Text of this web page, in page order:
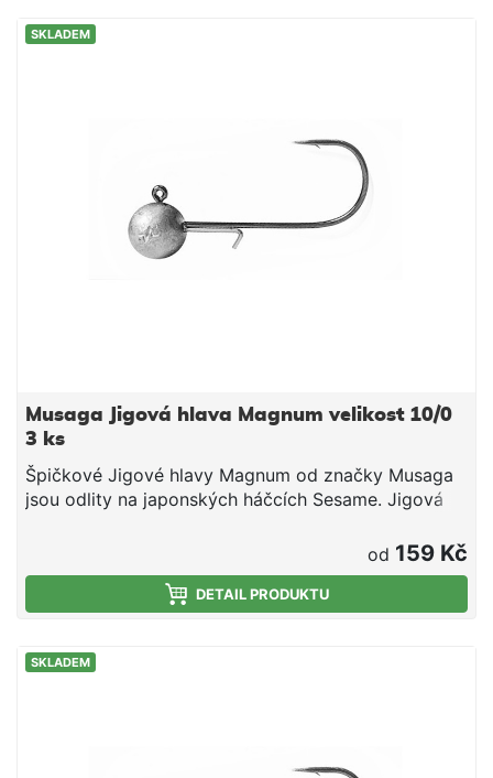
SKLADEM
Musaga Jigová hlava Magnum velikost 10/0
3 ks
Špičkové Jigové hlavy Magnum od značky Musaga
jsou odlity na japonských háčcích Sesame. Jigová
nástrahy z jigové hlavy. Velikost háčku 10/0
Hmotnost 24g Balení 3ks
od 159 Kč
DETAIL PRODUKTU
SKLADEM